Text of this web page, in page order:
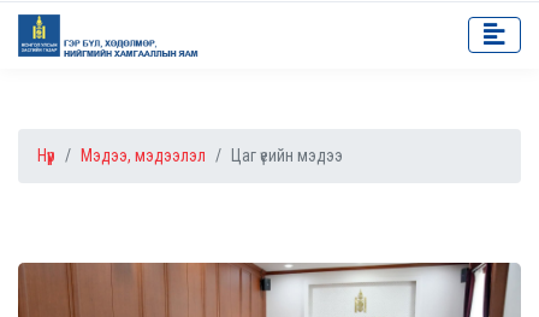
Нүүр Мэдээ, мэдээлэл Цаг үеийн мэдээ